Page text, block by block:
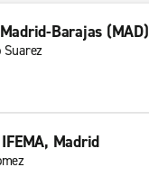
Barajas (MAD)
Suarez
Madrid